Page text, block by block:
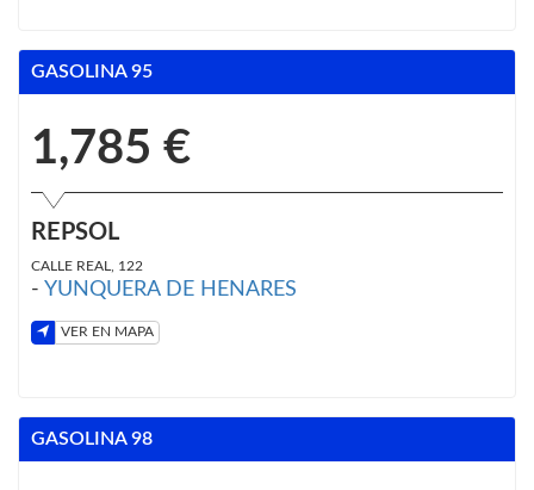
GASOLINA 95
1,785 €
REPSOL
CALLE REAL, 122
- YUNQUERA DE HENARES
VER EN MAPA
GASOLINA 98